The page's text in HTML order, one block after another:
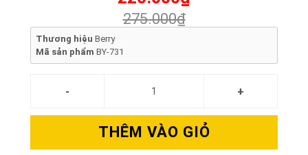
275.000₫
Thương hiệu Berry
Mã sản phẩm BY-731
THÊM VÀO GIỎ